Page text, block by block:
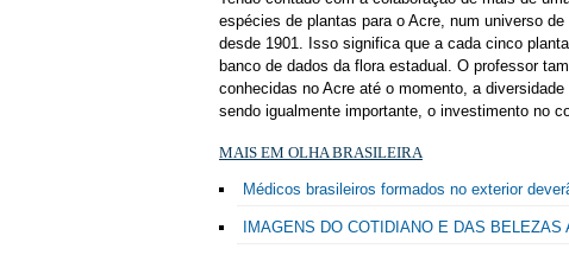
espécies de plantas para o Acre, num universo
desde 1901. Isso significa que a cada cinco
banco de dados da flora estadual. O professor
conhecidas no Acre até o momento, a
sendo igualmente importante, o investimento no
MAIS EM OLHA BRASILEIRA
Médicos brasileiros formados no exterior
IMAGENS DO COTIDIANO E DAS BELEZAS